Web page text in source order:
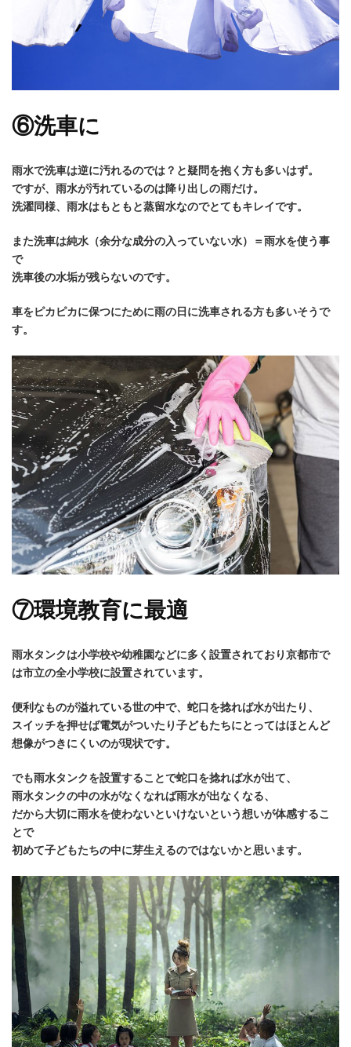
⑥洗車に
雨水で洗車は逆に汚れるのでは？と疑問を抱く方も多いはず。
ですが、雨水が汚れているのは降り出しの雨だけ。
洗濯同様、雨水はもともと蒸留水なのでとてもキレイです。
また洗車は純水（余分な成分の入っていない水）＝雨水を使う事
で
洗車後の水垢が残らないのです。
車をピカピカに保つにために雨の日に洗車される方も多いそうで
す。
⑦環境教育に最適
雨水タンクは小学校や幼稚園などに多く設置されており京都市で
は市立の全小学校に設置されています。
便利なものが溢れている世の中で、蛇口を捻れば水が出たり、
スイッチを押せば電気がついたり子どもたちにとってはほとんど
想像がつきにくいのが現状です。
でも雨水タンクを設置することで蛇口を捻れば水が出て、
雨水タンクの中の水がなくなれば雨水が出なくなる、
だから大切に雨水を使わないといけないという想いが体感するこ
とで
初めて子どもたちの中に芽生えるのではないかと思います。